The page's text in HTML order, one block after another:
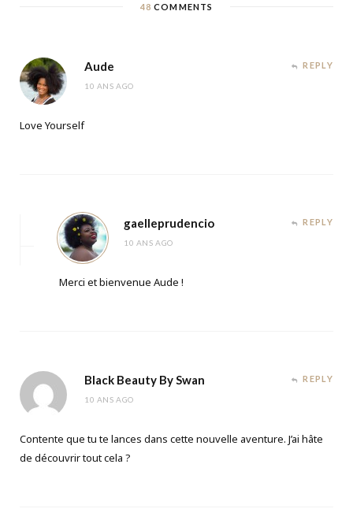
48 COMMENTS
Aude
10 ANS AGO
REPLY
Love Yourself
gaelleprudencio
10 ANS AGO
REPLY
Merci et bienvenue Aude !
Black Beauty By Swan
10 ANS AGO
REPLY
Contente que tu te lances dans cette nouvelle aventure. J’ai hâte
de découvrir tout cela ?